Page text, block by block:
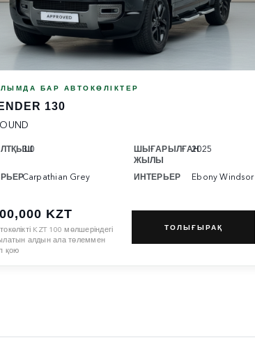
БАР АВТОКӨЛІКТЕР
130
3.0
ШЫҒАРЫЛҒАН
ЖЫЛЫ
2025
Carpathian Grey ИНТЕРЬЕР Ebony Windsor
KZT
KZT 100 мөлшеріндегі
алдын ала төлеммен
қою
ТОЛЫҒЫРАҚ